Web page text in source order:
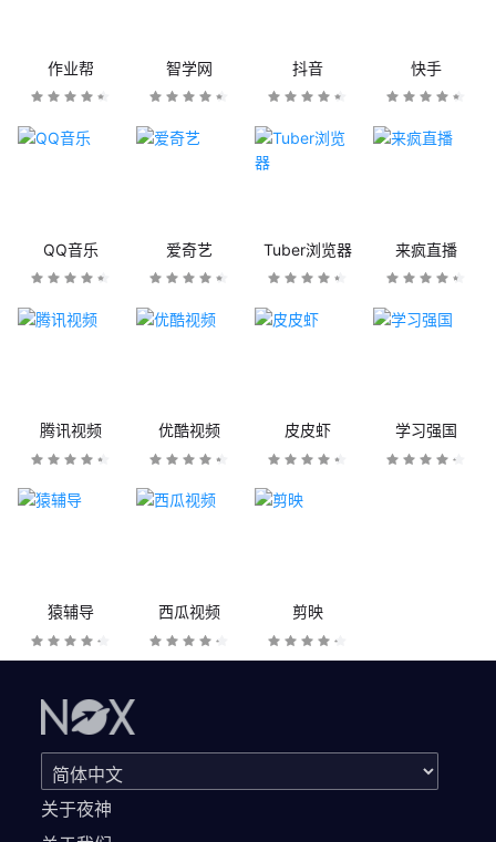
作业帮 智学网 抖音 快手
QQ音乐 爱奇艺 Tuber浏览器 来疯直播
腾讯视频 优酷视频 皮皮虾 学习强国
猿辅导 西瓜视频 剪映
关于夜神